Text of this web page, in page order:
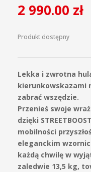
2 990.00 zł
Produkt dostępny
Lekka i zwrotna
kierunkowskazami
zabrać wszędzie.
Przenieś swoje
dzięki
mobilności
eleganckim
każdą chwilę w
zaledwie 13,5 kg,